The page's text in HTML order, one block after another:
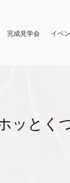
完成見学会 イベ
ッとく